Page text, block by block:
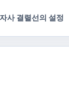
사 결렬선의 설정